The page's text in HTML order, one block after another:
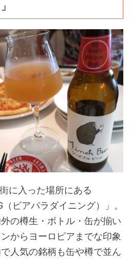
に入った場所にある
（ビアパラダイニング）」。
の樽生・ボトル・缶が揃い
からヨーロピアまでな印象
人気の銘柄も缶や樽で並ん